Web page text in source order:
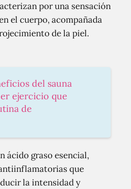
por una sensación
el cuerpo, acompañada
de la piel.
del sauna
ejercicio que
de
ácido graso esencial,
que
la intensidad y